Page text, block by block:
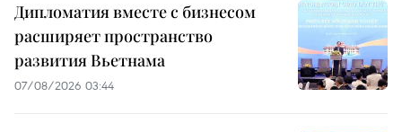
Дипломатия вместе с бизнесом
расширяет пространство
развития Вьетнама
07/08/2026 03:44